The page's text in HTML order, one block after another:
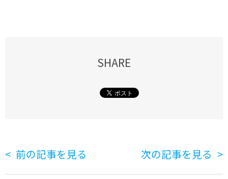
SHARE
前の記事を見る 次の記事を見る